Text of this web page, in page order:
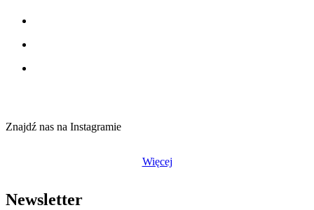
Znajdź nas na Instagramie
Więcej
Newsletter